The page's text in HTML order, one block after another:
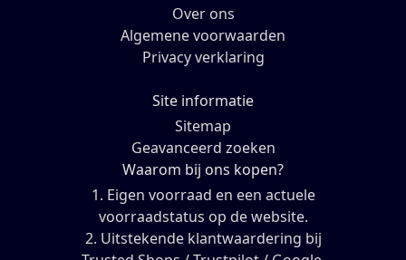
Over ons
Algemene voorwaarden
Privacy verklaring
Site informatie
Sitemap
Geavanceerd zoeken
Waarom bij ons kopen?
1. Eigen voorraad en een actuele
voorraadstatus op de website.
2. Uitstekende klantwaardering bij